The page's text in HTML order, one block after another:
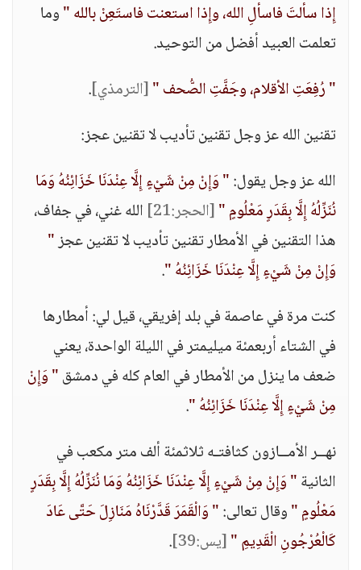
إِذا سألتَ فاسألِ الله، وإِذا استعنت فاستَعِنْ بالله "وما
تعلمت العبيد أفضل من التوحيد.
" رُفِعَتِ الأقلام، وجَفَّتِ الصُّحف "[الترمذي].
تقنين الله عز وجل تقنين تأديب لا تقنين عجز:
الله عز وجل يقول:" وَإِنْ مِنْ شَيْءٍ إِلَّا عِنْدَنَا خَزَائِنُهُ وَمَا
نُنَزِّلُهُ إِلَّا بِقَدَرٍ مَعْلُومٍ "[الحجر:21]
الله غني، في جفاف،
هذا التقنين في الأمطار تقنين تأديب لا تقنين عجز"
وَإِنْ مِنْ شَيْءٍ إِلَّا عِنْدَنَا خَزَائِنُهُ ".
كنت مرة في عاصمة في بلد إفريقي، قيل لي: أمطارها
في الشتاء أربعمئة ميليمتر في الليلة الواحدة، يعني
ضعف ما ينزل من الأمطار في العام كله في دمشق" وَإِنْ
مِنْ شَيْءٍ إِلَّا عِنْدَنَا خَزَائِنُهُ ".
نهــر الأمــازون كثافتـه ثلاثمئة ألف متر مكعب في
الثانية" وَإِنْ مِنْ شَيْءٍ إِلَّا عِنْدَنَا خَزَائِنُهُ وَمَا نُنَزِّلُهُ إِلَّا بِقَدَرٍ
مَعْلُومٍ "وقال تعالى:" وَالْقَمَرَ قَدَّرْنَاهُ مَنَازِلَ حَتَّى عَادَ
كَالْعُرْجُونِ الْقَدِيمِ "[يس:39]
.